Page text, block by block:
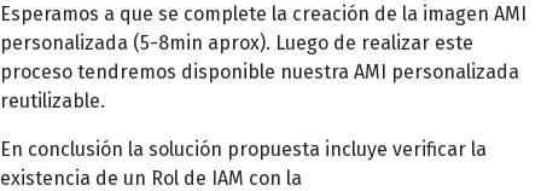
Esperamos a que se complete la creación de la imagen AMI
personalizada (5-8min aprox). Luego de realizar este
proceso tendremos disponible nuestra AMI personalizada
reutilizable.
En conclusión la solución propuesta incluye verificar la
existencia de un Rol de IAM con la